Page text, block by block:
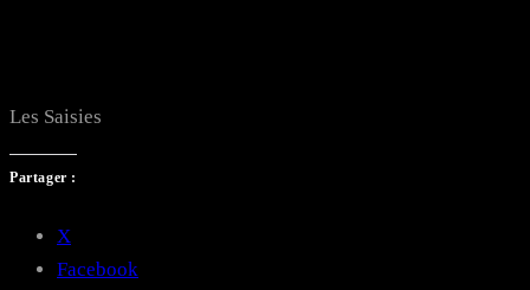
Les Saisies
Partager :
X
Facebook